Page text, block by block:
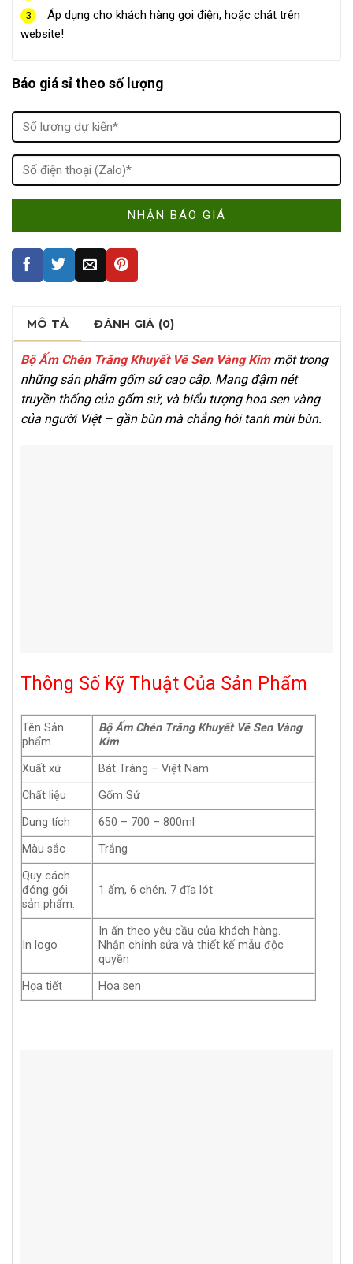
3
Áp dụng cho khách hàng gọi điện, hoặc chát trên
website!
Báo giá sỉ theo số lượng
MÔ TẢ ĐÁNH GIÁ (0)
Bộ Ấm Chén Trăng Khuyết Vẽ Sen Vàng Kimmột trong
những sản phẩm gốm sứ cao cấp. Mang đậm nét
truyền thống của gốm sứ, và biểu tượng hoa sen vàng
của người Việt – gần bùn mà chẳng hôi tanh mùi bùn.
Thông Số Kỹ Thuật Của Sản Phẩm
Tên Sản
phẩm
Bộ Ấm Chén Trăng Khuyết Vẽ Sen Vàng
Kim
Xuất xứ
Bát Tràng – Việt Nam
Chất liệu
Gốm Sứ
Dung tích
650 – 700 – 800ml
Màu sắc
Trắng
Quy cách
đóng gói
sản phẩm:
1 ấm, 6 chén, 7 đĩa lót
In logo
In ấn theo yêu cầu của khách hàng.
Nhận chỉnh sửa và thiết kế mẫu độc
quyền
Họa tiết
Hoa sen